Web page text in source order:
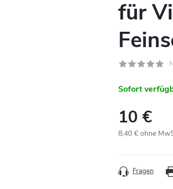
für
Sofort
10 €
8,40 € ohne
Fragen